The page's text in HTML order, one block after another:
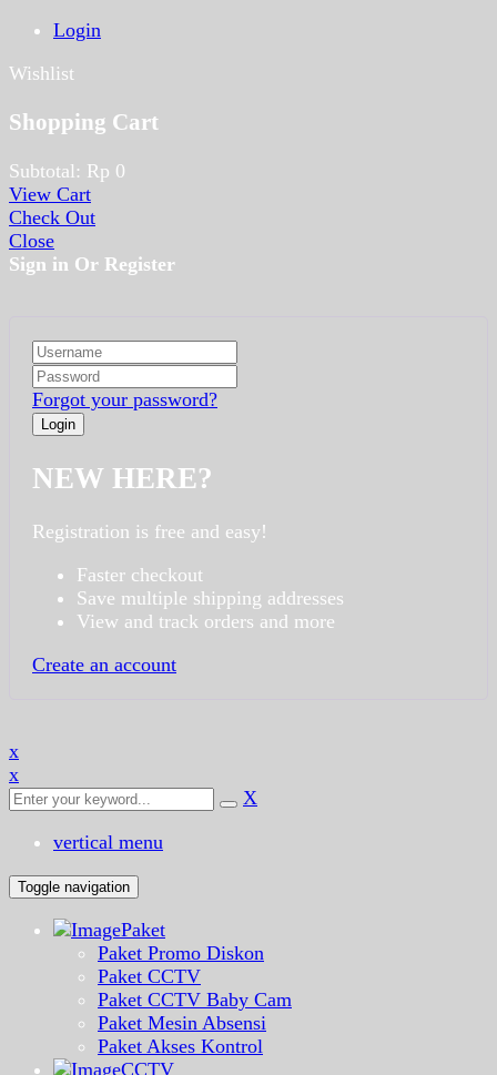
Login
Wishlist
Shopping Cart
Subtotal: Rp 0
View Cart
Check Out
Close
Sign in Or Register
Forgot your password?
NEW HERE?
Registration is free and easy!
Faster checkout
Save multiple shipping addresses
View and track orders and more
Create an account
x
x
X
vertical menu
Toggle navigation
Paket
Paket Promo Diskon
Paket CCTV
Paket CCTV Baby Cam
Paket Mesin Absensi
Paket Akses Kontrol
CCTV